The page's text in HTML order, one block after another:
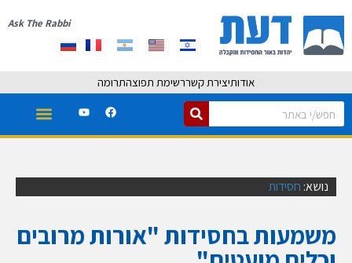
Ask The Rabbi
אודותיצירת קשררשימת תפוצהתרומה
נושא: חסידות
משמעות בחסידות "אורות מרובים